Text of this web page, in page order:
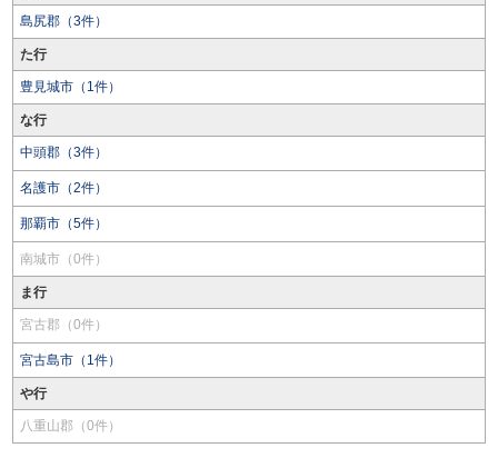
島尻郡（3件）
た行
豊見城市（1件）
な行
中頭郡（3件）
名護市（2件）
那覇市（5件）
南城市（0件）
ま行
宮古郡（0件）
宮古島市（1件）
や行
八重山郡（0件）